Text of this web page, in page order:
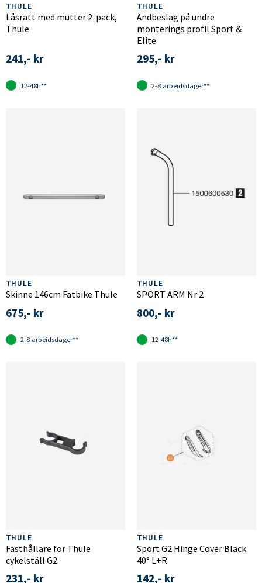
THULE
Låsratt med mutter 2-pack,
Thule
241,- kr
12-48h**
THULE
Ändbeslag på undre
monterings profil Sport &
Elite
295,- kr
2-8 arbeidsdager**
THULE
Skinne 146cm Fatbike Thule
675,- kr
2-8 arbeidsdager**
THULE
SPORT ARM Nr 2
800,- kr
12-48h**
THULE
Fästhållare för Thule
cykelställ G2
231,- kr
THULE
Sport G2 Hinge Cover Black
40° L+R
142,- kr